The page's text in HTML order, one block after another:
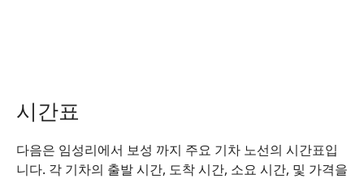
시간표
다음은 임성리에서 보성 까지 주요 기차 노선의 시간표입
니다. 각 기차의 출발 시간, 도착 시간, 소요 시간, 및 가격을